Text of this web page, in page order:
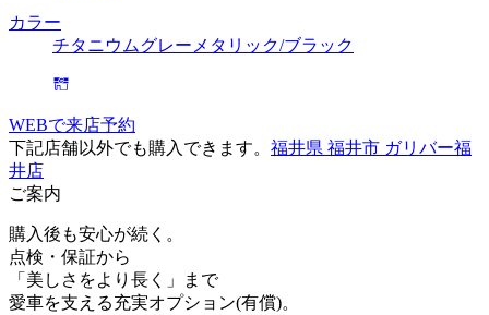
カラー
チタニウムグレーメタリック/ブラック
WEBで来店予約
下記店舗以外でも購入できます。 福井県 福井市 ガリバー福
井店
ご案内
購入後も安心が続く。
点検・保証から
「美しさをより長く」まで
愛車を支える充実オプション(有償)。